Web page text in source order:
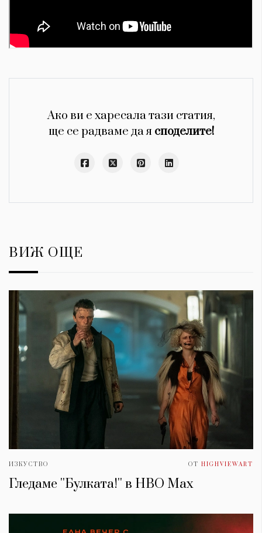
Ако ви е харесала тази статия,
ще се радваме да я споделите!
ВИЖ ОЩЕ
ИЗКУСТВО ОТ HIGHVIEWART
Гледаме ''Булката!'' в HBO Max